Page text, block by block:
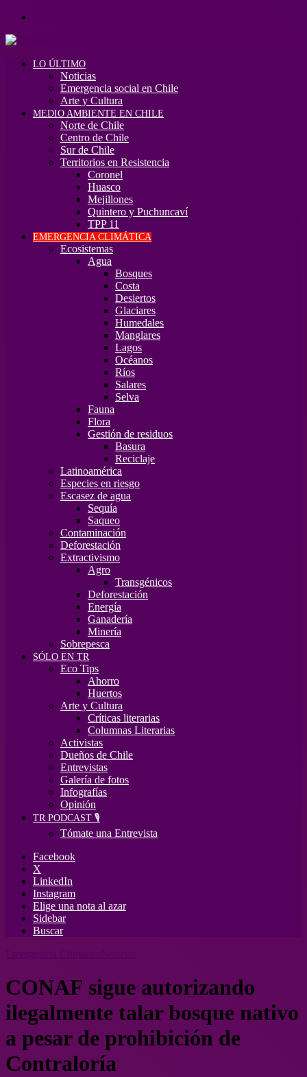
LO ÚLTIMO
Noticias
Emergencia social en Chile
Arte y Cultura
MEDIO AMBIENTE EN CHILE
Norte de Chile
Centro de Chile
Sur de Chile
Territorios en Resistencia
Coronel
Huasco
Mejillones
Quintero y Puchuncaví
TPP 11
EMERGENCIA CLIMÁTICA
Ecosistemas
Agua
Bosques
Costa
Desiertos
Glaciares
Humedales
Manglares
Lagos
Océanos
Ríos
Salares
Selva
Fauna
Flora
Gestión de residuos
Basura
Reciclaje
Latinoamérica
Especies en riesgo
Escasez de agua
Sequía
Saqueo
Contaminación
Deforestación
Extractivismo
Agro
Transgénicos
Deforestación
Energía
Ganadería
Minería
Sobrepesca
SÓLO EN TR
Eco Tips
Ahorro
Huertos
Arte y Cultura
Críticas literarias
Columnas Literarias
Activistas
Dueños de Chile
Entrevistas
Galería de fotos
Infografías
Opinión
TR PODCAST 🎙️
Tómate una Entrevista
Facebook
X
LinkedIn
Instagram
Elige una nota al azar
Sidebar
Buscar
CONAF sigue autorizando
ilegalmente talar bosque nativo
a pesar de prohibición de
Contraloría